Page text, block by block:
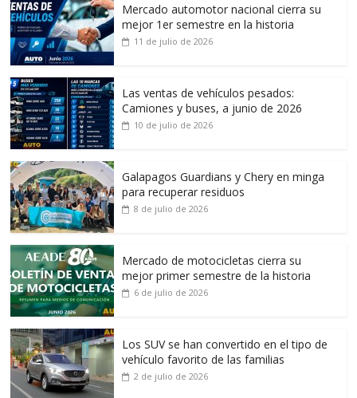
Mercado automotor nacional cierra su
mejor 1er semestre en la historia
11 de julio de 2026
Las ventas de vehículos pesados:
Camiones y buses, a junio de 2026
10 de julio de 2026
Galapagos Guardians y Chery en minga
para recuperar residuos
8 de julio de 2026
Mercado de motocicletas cierra su
mejor primer semestre de la historia
6 de julio de 2026
Los SUV se han convertido en el tipo de
vehículo favorito de las familias
2 de julio de 2026